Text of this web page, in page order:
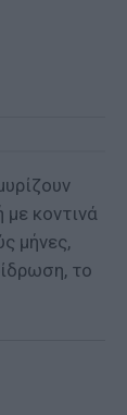
κοντινά
μήνες,
το